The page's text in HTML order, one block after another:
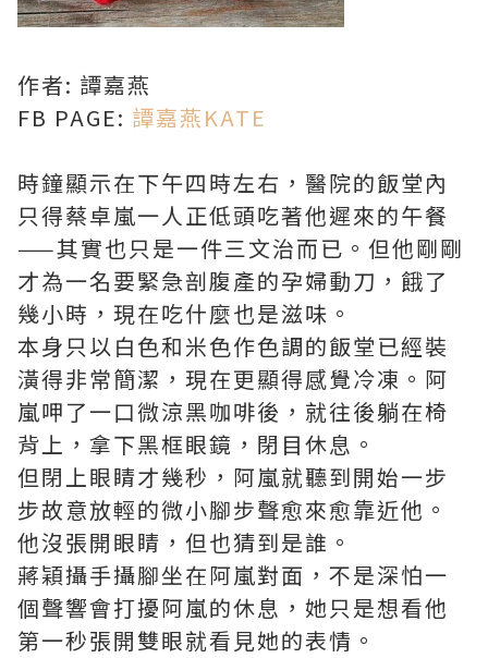
作者: 譚嘉燕
FB PAGE: 譚嘉燕KATE
時鐘顯示在下午四時左右，醫院的飯堂內
只得蔡卓嵐一人正低頭吃著他遲來的午餐
——其實也只是一件三文治而已。但他剛剛
才為一名要緊急剖腹產的孕婦動刀，餓了
幾小時，現在吃什麼也是滋味。
本身只以白色和米色作色調的飯堂已經裝
潢得非常簡潔，現在更顯得感覺冷凍。阿
嵐呷了一口微涼黑咖啡後，就往後躺在椅
背上，拿下黑框眼鏡，閉目休息。
但閉上眼睛才幾秒，阿嵐就聽到開始一步
步故意放輕的微小腳步聲愈來愈靠近他。
他沒張開眼睛，但也猜到是誰。
蔣穎攝手攝腳坐在阿嵐對面，不是深怕一
個聲響會打擾阿嵐的休息，她只是想看他
第一秒張開雙眼就看見她的表情。